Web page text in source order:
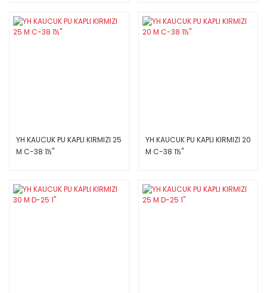
YH KAUCUK PU KAPLI KIRMIZI 25
M C-38 1½''
YH KAUCUK PU KAPLI KIRMIZI 20
M C-38 1½''